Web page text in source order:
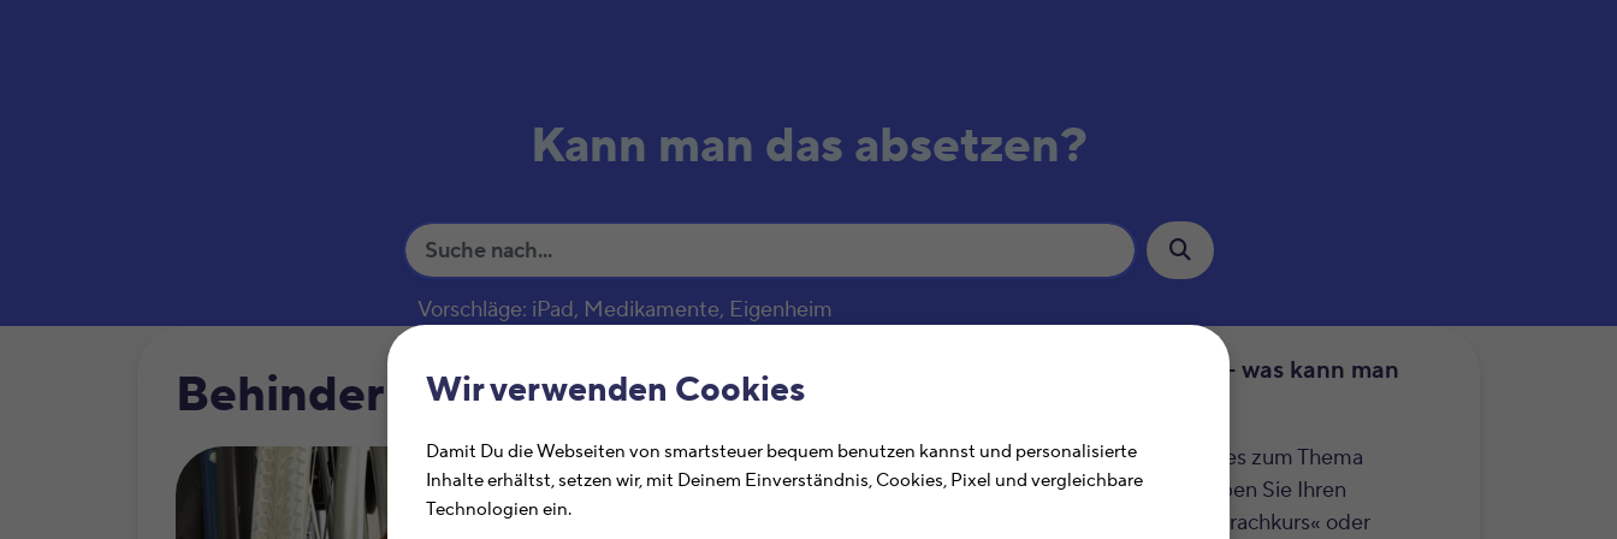
Wir verwenden Cookies
Damit Du die Webseiten von smartsteuer bequem benutzen kannst und personalisierte
Inhalte erhältst, setzen wir, mit Deinem Einverständnis, Cookies, Pixel und vergleichbare
Technologien ein.
Kann man das absetzen?
S
u
h
Vorschläge: iPad, Medikamente, Eigenheim
Behinderungskosten
Steuererklärung – was kann man
Hier erfahren Sie alles zum Thema
Absetzbarkeit
. Geben Sie Ihren
Suchbegriff wie »Sprachkurs« oder